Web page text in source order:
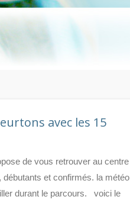
avec les 15
de vous retrouver au centre
et confirmés. la météo
durant le parcours. voici le